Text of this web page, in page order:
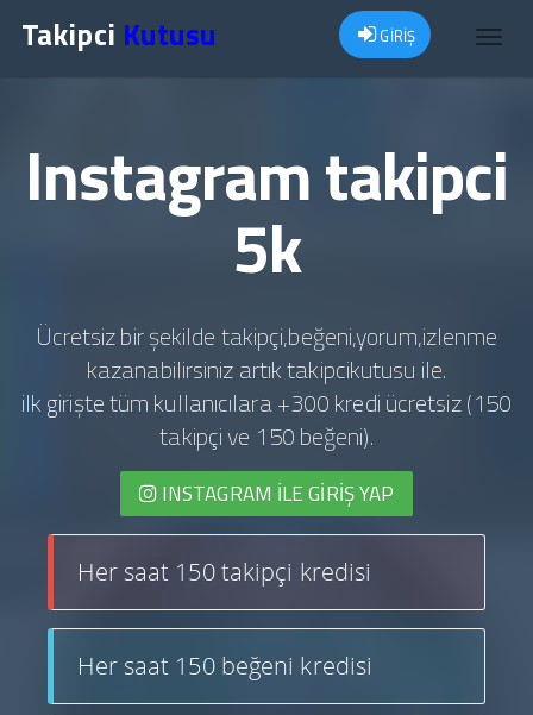
Takipci Kutusu GİRİŞ
Instagram takipci
5k
Ücretsiz bir şekilde takipçi,beğeni,yorum,izlenme
kazanabilirsiniz artık takipcikutusu ile.
ilk girişte tüm kullanıcılara +300 kredi ücretsiz (150
takipçi ve 150 beğeni).
INSTAGRAM İLE GIRIŞ YAP
Her saat 150 takipçi kredisi
Her saat 150 beğeni kredisi